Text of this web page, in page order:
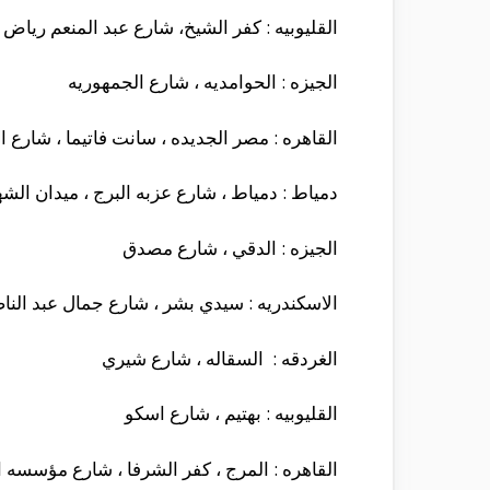
القليوبيه : كفر الشيخ، شارع عبد المنعم رياض
الجيزه : الحوامديه ، شارع الجمهوريه
القاهره : مصر الجديده ، سانت فاتيما ، شارع
دمياط : دمياط ، شارع عزبه البرج ، ميدان
الجيزه : الدقي ، شارع مصدق
الاسكندريه : سيدي بشر ، شارع جمال عبد
الغردقه : السقاله ، شارع شيري
القليوبيه : بهتيم ، شارع اسكو
القاهره : المرج ، كفر الشرفا ، شارع مؤسسه